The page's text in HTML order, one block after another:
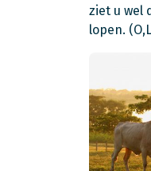
ziet u wel
lopen.